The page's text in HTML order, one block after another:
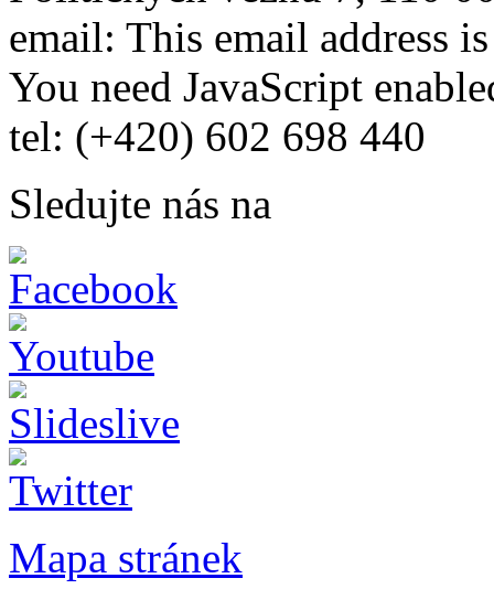
email: This email address
You need JavaScript
tel: (+420) 602 698 440
Sledujte nás na
Mapa stránek